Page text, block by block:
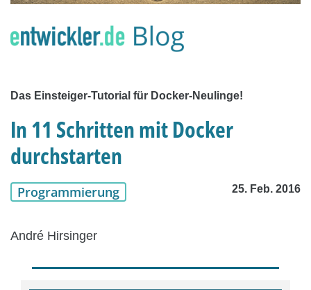
Das Einsteiger-Tutorial für Docker-Neulinge!
In 11 Schritten mit Docker
durchstarten
Programmierung 25. Feb. 2016
André Hirsinger